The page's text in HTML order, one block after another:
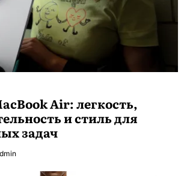
Air: легкость,
и стиль для
задач